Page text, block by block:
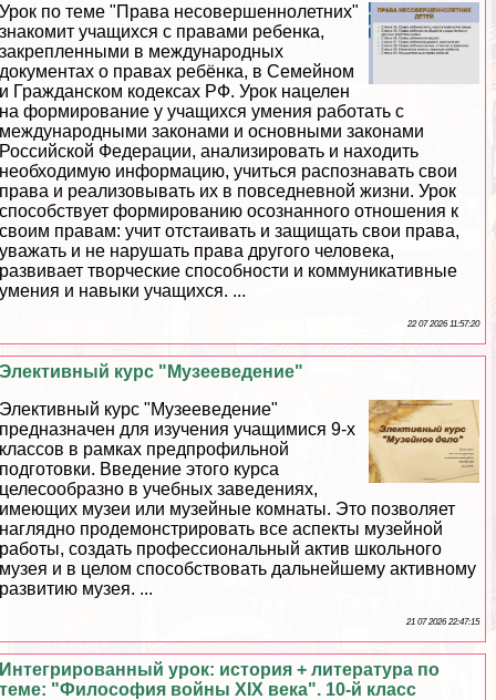
Урок по теме "Права несовершеннолетних"
знакомит учащихся с правами ребенка,
закрепленными в международных
документах о правах ребёнка, в Семейном
и Гражданском кодексах РФ. Урок нацелен
на формирование у учащихся умения работать с
международными законами и основными законами
Российской Федерации, анализировать и находить
необходимую информацию, учиться распознавать свои
права и реализовывать их в повседневной жизни. Урок
способствует формированию осознанного отношения к
своим правам: учит отстаивать и защищать свои права,
уважать и не нарушать права другого человека,
развивает творческие способности и коммуникативные
умения и навыки учащихся. ...
22 07 2026 11:57:20
Элективный курс "Музееведение"
Элективный курс "Музееведение"
предназначен для изучения учащимися 9-х
классов в рамках предпрофильной
подготовки. Введение этого курса
целесообразно в учебных заведениях,
имеющих музеи или музейные комнаты. Это позволяет
наглядно продемонстрировать все аспекты музейной
работы, создать профессиональный актив школьного
музея и в целом способствовать дальнейшему активному
развитию музея. ...
21 07 2026 22:47:15
Интегрированный урок: история + литература по
теме: "Философия войны XIX века". 10-й класс